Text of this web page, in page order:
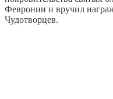
Февронии и вручил
Чудотворцев.